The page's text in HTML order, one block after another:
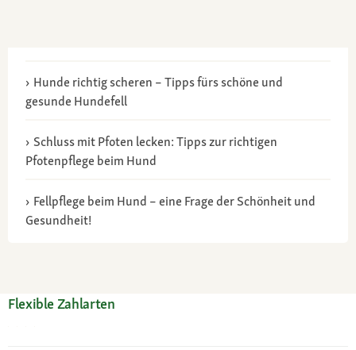
Hunde richtig scheren – Tipps fürs schöne und
gesunde Hundefell
Schluss mit Pfoten lecken: Tipps zur richtigen
Pfotenpflege beim Hund
Fellpflege beim Hund – eine Frage der Schönheit und
Gesundheit!
Flexible Zahlarten